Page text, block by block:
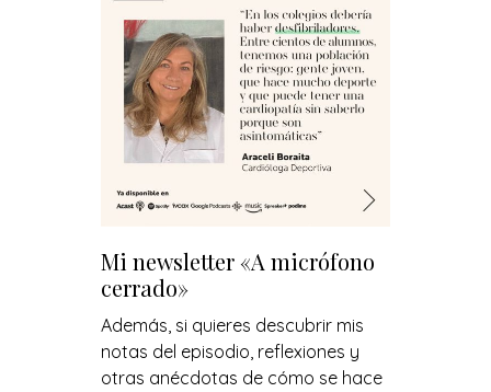
Mi newsletter «A micrófono
cerrado»
Además, si quieres descubrir mis
notas del episodio, reflexiones y
otras anécdotas de cómo se hace